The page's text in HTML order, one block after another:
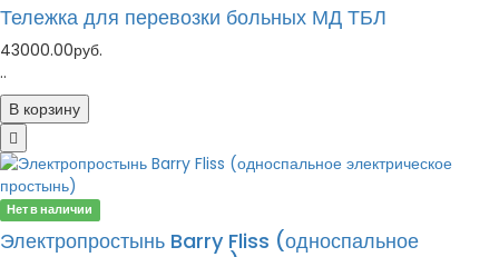
Тележка для перевозки больных МД ТБЛ
43000.00руб.
..
В корзину
Нет в наличии
Электропростынь Barry Fliss (односпальное